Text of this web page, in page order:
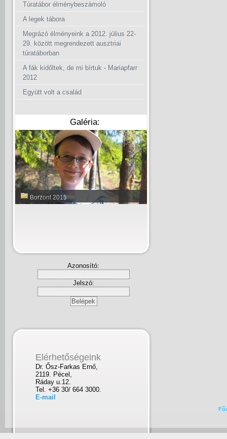
Túratábor élménybeszámoló
A legek tábora
Megrázó élményeink a 2012. július 22-
29. között megrendezett ausztriai
túratáborban
A fák kidőltek, de mi bírtuk - Mariapfarr
2012
Együtt volt a család
Galéria:
Borzont 2015
Azonosító:
Jelszó:
Elérhetőségeink
Dr. Ősz-Farkas Ernő,
2119. Pécel,
Ráday u.12.
Tel. +36 30/ 664 3000.
E-mail